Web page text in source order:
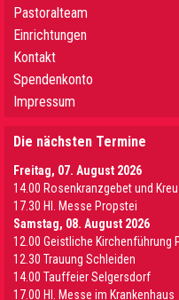
Pastoralteam
Einrichtungen
Kontakt
Spendenkonto
Impressum
Die nächsten Termine
Freitag, 07. August 2026
14.00 Rosenkranzgebet und
17.30 Hl. Messe Propstei
Samstag, 08. August 2026
12.00 Geistliche Kirchenführung
12.30 Trauung Schleiden
14.00 Tauffeier Selgersdorf
17.00 Hl. Messe im Krankenhaus